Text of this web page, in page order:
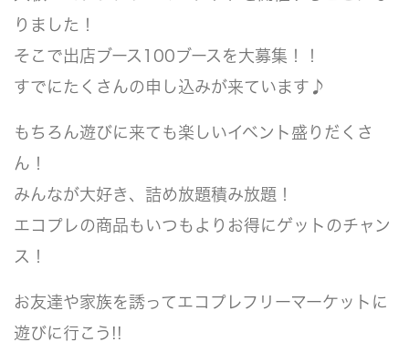
りました！
そこで出店ブース100ブースを大募集！！
すでにたくさんの申し込みが来ています♪
もちろん遊びに来ても楽しいイベント盛りだくさ
ん！
みんなが大好き、詰め放題積み放題！
エコプレの商品もいつもよりお得にゲットのチャン
ス！
お友達や家族を誘ってエコプレフリーマーケットに
遊びに行こう!!